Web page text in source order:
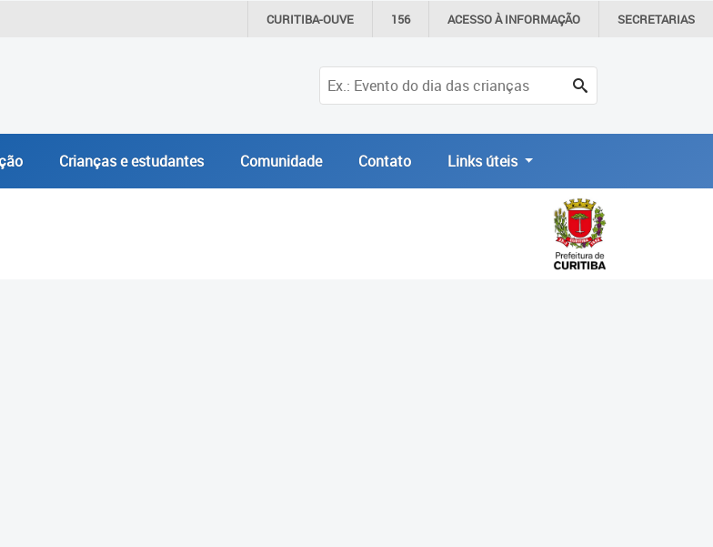
CURITIBA-OUVE 156 ACESSO ÀINFORMAÇÃO SECRETARIAS
Crianças e estudantes Comunidade Contato Links úteis